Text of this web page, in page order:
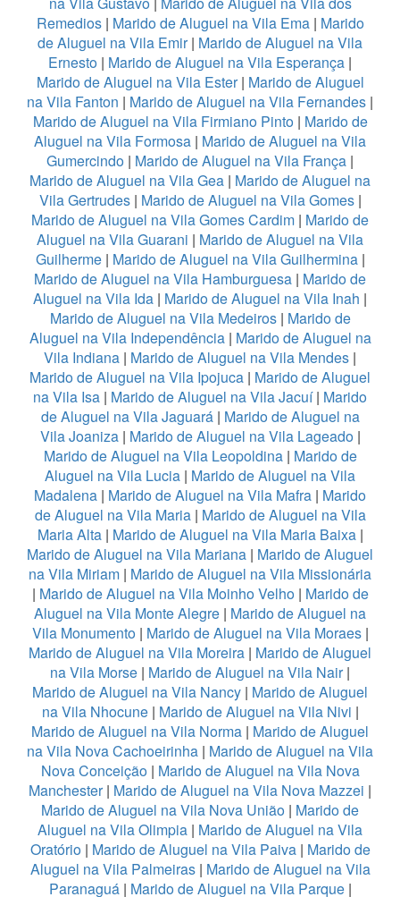
Remedios| Marido de Aluguel na Vila Ema| Marido
de Aluguel na Vila Emir| Marido de Aluguel na Vila
Ernesto | Marido de Aluguel na Vila Esperança |
Marido de Aluguel na Vila Ester| Marido de Aluguel
na Vila Fanton | Marido de Aluguel na Vila Fernandes |
Marido de Aluguel na Vila Firmiano Pinto| Marido de
Aluguel na Vila Formosa | Marido de Aluguel na Vila
Gumercindo | Marido de Aluguel na Vila França |
Marido de Aluguel na Vila Gea | Marido de Aluguel na
Vila Gertrudes| Marido de Aluguel na Vila Gomes|
Marido de Aluguel na Vila Gomes Cardim | Marido de
Aluguel na Vila Guarani | Marido de Aluguel na Vila
Guilherme| Marido de Aluguel na Vila Guilhermina|
Marido de Aluguel na Vila Hamburguesa | Marido de
Aluguel na Vila Ida | Marido de Aluguel na Vila Inah |
Marido de Aluguel na Vila Medeiros| Marido de
Aluguel na Vila Independência| Marido de Aluguel na
Vila Indiana | Marido de Aluguel na Vila Mendes |
Marido de Aluguel na Vila Ipojuca | Marido de Aluguel
na Vila Isa | Marido de Aluguel na Vila Jacuí| Marido
de Aluguel na Vila Jaguará| Marido de Aluguel na
Vila Joaniza| Marido de Aluguel na Vila Lageado|
Marido de Aluguel na Vila Leopoldina| Marido de
Aluguel na Vila Lucia | Marido de Aluguel na Vila
Madalena | Marido de Aluguel na Vila Mafra | Marido
de Aluguel na Vila Maria| Marido de Aluguel na Vila
Maria Alta| Marido de Aluguel na Vila Maria Baixa|
Marido de Aluguel na Vila Mariana | Marido de Aluguel
na Vila Miriam | Marido de Aluguel na Vila Missionária
| Marido de Aluguel na Vila Moinho Velho| Marido de
Aluguel na Vila Monte Alegre | Marido de Aluguel na
Vila Monumento| Marido de Aluguel na Vila Moraes|
Marido de Aluguel na Vila Moreira | Marido de Aluguel
na Vila Morse | Marido de Aluguel na Vila Nair|
Marido de Aluguel na Vila Nancy | Marido de Aluguel
na Vila Nhocune| Marido de Aluguel na Vila Nivi |
Marido de Aluguel na Vila Norma | Marido de Aluguel
na Vila Nova Cachoeirinha | Marido de Aluguel na Vila
Nova Conceição| Marido de Aluguel na Vila Nova
Manchester| Marido de Aluguel na Vila Nova Mazzei |
Marido de Aluguel na Vila Nova União | Marido de
Aluguel na Vila Olimpia | Marido de Aluguel na Vila
Oratório| Marido de Aluguel na Vila Paiva| Marido de
Aluguel na Vila Palmeiras| Marido de Aluguel na Vila
Paranaguá| Marido de Aluguel na Vila Parque|